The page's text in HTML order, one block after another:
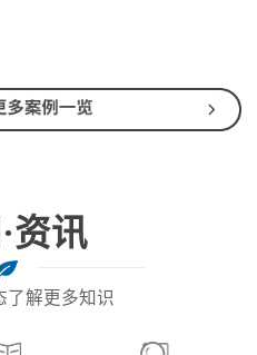
资讯
了解更多知识